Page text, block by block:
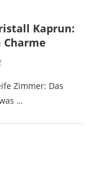
Kaprun:
Zimmer: Das
…